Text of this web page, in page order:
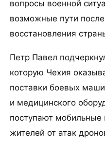
вопросы военной
возможные пути
восстановления
Петр Павел
которую Чехия
поставки боевых
и медицинского
поступают
жителей от атак